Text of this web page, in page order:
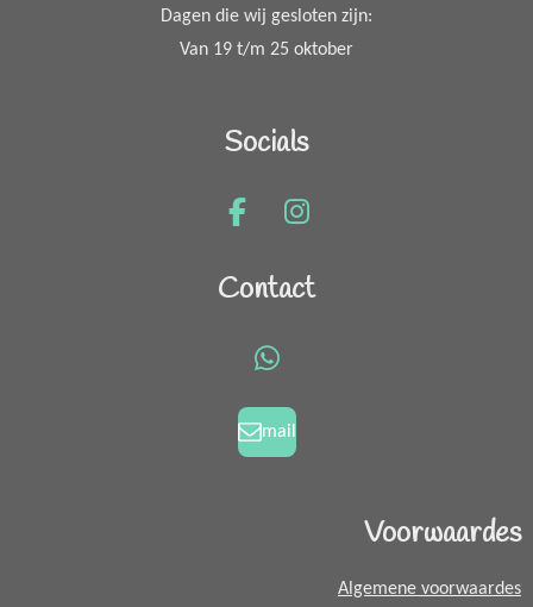
Dagen die wij gesloten zijn:
Van 19 t/m 25 oktober
Socials
F
c
k
I
s
a
m
Contact
W
a
t
mail
Voorwaardes
Algemene voorwaardes